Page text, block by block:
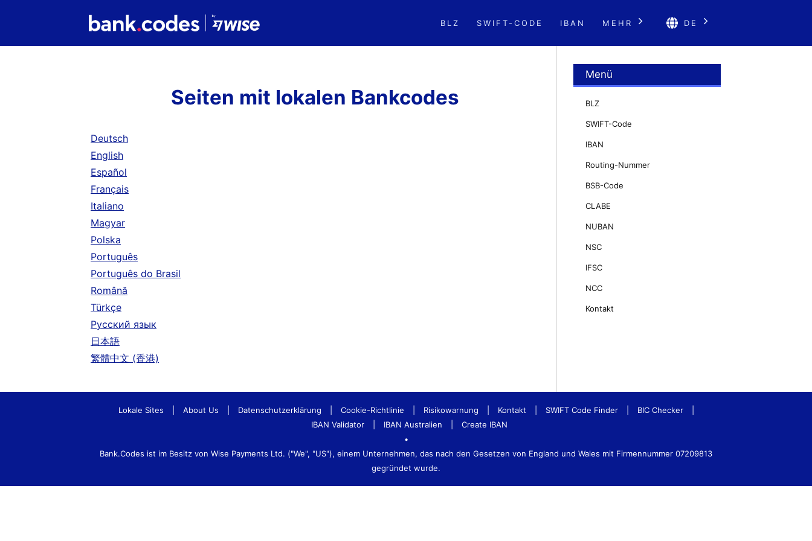
BLZ SWIFT-CODE IBAN MEHR DE
Seiten mit lokalen Bankcodes
Deutsch
English
Español
Français
Italiano
Magyar
Polska
Português
Português do Brasil
Română
Türkçe
Русский язык
日本語
繁體中文 (香港)
Menü
BLZ
SWIFT-Code
IBAN
Routing-Nummer
BSB-Code
CLABE
NUBAN
NSC
IFSC
NCC
Kontakt
Lokale Sites About Us Datenschutzerklärung Cookie-Richtlinie Risikowarnung Kontakt SWIFT Code Finder BIC Checker
IBAN Validator
IBAN Australien
Create IBAN
•
Bank.Codes ist im Besitz von Wise Payments Ltd. ("We", "US"), einem Unternehmen, das nach den Gesetzen von England und Wales mit Firmennummer 07209813
gegründet wurde.